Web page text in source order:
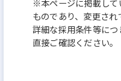
※本ページに掲載して
ものであり、変更され
詳細な採用条件等に
直接ご確認ください。